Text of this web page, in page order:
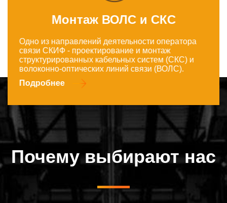
Монтаж ВОЛС и СКС
Одно из направлений деятельности оператора
связи СКИФ - проектирование и монтаж
структурированных кабельных систем (СКС) и
волоконно-оптических линий связи (ВОЛС).
Подробнее
Почему выбирают нас